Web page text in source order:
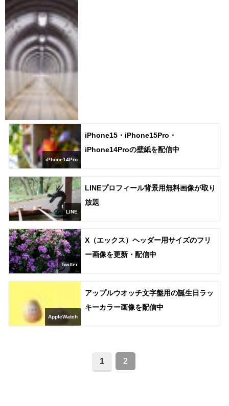
iPhone14Pro
iPhone15・iPhone15Pro・
iPhone14Proの壁紙を配信中
LINE
LINEプロフィール背景用無料画像が取り
放題
Twitter
X（エックス）ヘッダー用サイズのフリ
ー画像を更新・配信中
AppleWatch
アップルウオッチ文字盤用の誕生日ラッ
キーカラー画像を配信中
1 2